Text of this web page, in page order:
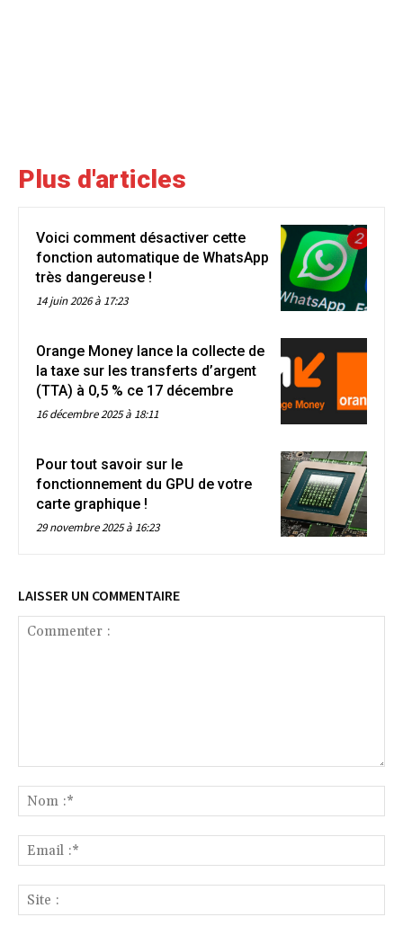
Plus d'articles
Voici comment désactiver cette
fonction automatique de WhatsApp
très dangereuse !
14 juin 2026 à 17:23
Orange Money lance la collecte de
la taxe sur les transferts d’argent
(TTA) à 0,5 % ce 17 décembre
16 décembre 2025 à 18:11
Pour tout savoir sur le
fonctionnement du GPU de votre
carte graphique !
29 novembre 2025 à 16:23
LAISSER UN COMMENTAIRE
:*
:*
: